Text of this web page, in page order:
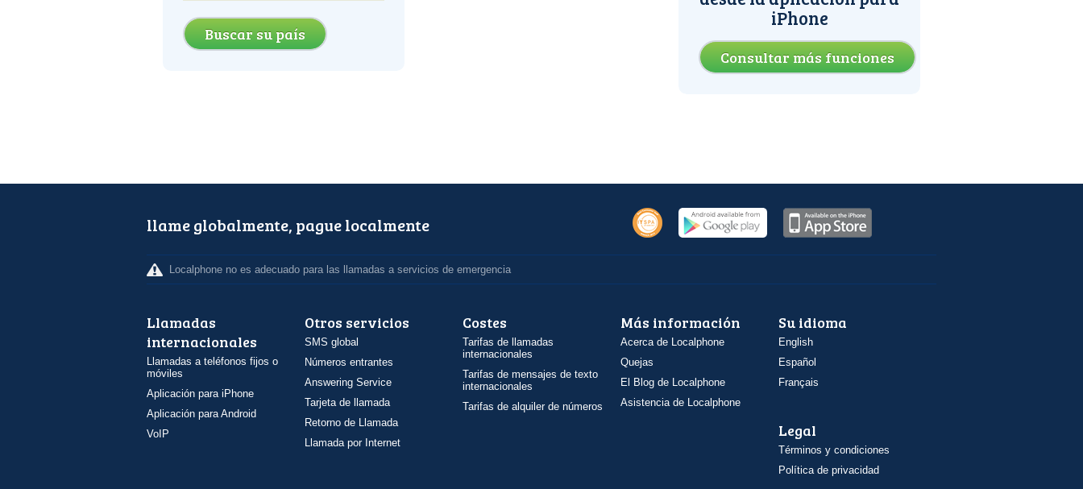
Buscar su país
iPhone
Consultar más funciones
llame globalmente, pague localmente
Localphone no es adecuado para las llamadas a servicios de emergencia
Llamadas
internacionales
Llamadas a teléfonos fijos o
móviles
Aplicación para iPhone
Aplicación para Android
VoIP
Otros servicios
SMS global
Números entrantes
Answering Service
Tarjeta de llamada
Retorno de Llamada
Llamada por Internet
Costes
Tarifas de llamadas
internacionales
Tarifas de mensajes de texto
internacionales
Tarifas de alquiler de números
Más información
Acerca de Localphone
Quejas
El Blog de Localphone
Asistencia de Localphone
Su idioma
English
Español
Français
Legal
Términos y condiciones
Política de privacidad